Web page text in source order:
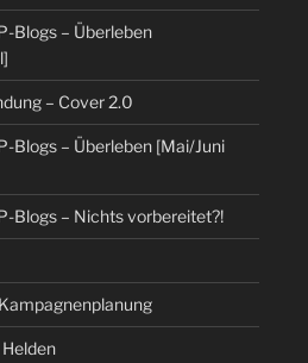
Blogs – Überleben
– Cover 2.0
Blogs – Überleben [Mai/Juni
Blogs – Nichts vorbereitet?!